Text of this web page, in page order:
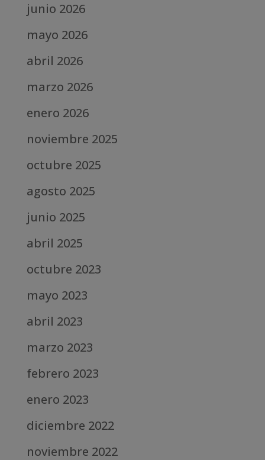
junio 2026
mayo 2026
abril 2026
marzo 2026
enero 2026
noviembre 2025
octubre 2025
agosto 2025
junio 2025
abril 2025
octubre 2023
mayo 2023
abril 2023
marzo 2023
febrero 2023
enero 2023
diciembre 2022
noviembre 2022